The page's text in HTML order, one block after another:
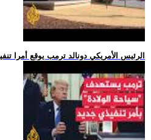
.. الرئيس الأمريكي دونالد ترمب يوقع أمرا